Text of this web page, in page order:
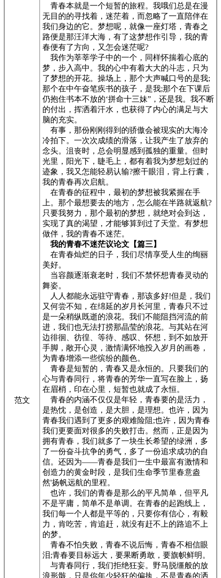
范文
青春本就是一个短暂的旅程。我哦们总是在漫
无目的的寻找着，迷茫着，而忽略了一直陪伴在
我们身边的它。梦想呢，就像一座灯塔，青春之
路便是那汪洋大海，有了这梦想作引导，我的青
春便有了方向，又怎会迷茫呢?
我作为莘莘学子中的一个，同样怀揣着心底的
梦，步入高中。我的心中有着大大的斗志，只为
了梦想的开花。操场上，那个大声喊口号的是我;
那个在中午奋笔疾书的孩子，是我;那个在下课后
仍抱住书本不放的‘拼命十三妹”，还是我。我不断
的付出，挥洒着汗水，也获得了内心的满足与大
脑的充实。
有事，那份刚刚得到的骄傲会被现实的大海冷
冷拍下。一次次成绩的滑落，让我产生了放弃的
念头。沮丧时，总会明显感到孤独的重量。但时
光里，阳光下，睫毛上，都有着我为梦想划过的
迹象，我又怎能轻易认输?擦干眼泪，背上行囊，
我的青春再次启航。
在青春的征程中，最初的梦想被我紧握在手
上。那个最想要去的地方，怎么能在半路就返航?
只要我努力，那个最初的梦想，就绝对会到达，
实现了真的渴望，才能够算到过了天堂。有梦想
做伴，我的青春不迷茫。
我的青春不迷茫议论文【篇三】
在青春灿烂的日子，我们尽情享受人生的绚丽
美好。
当容颜逐渐衰老时，我们不禁怀想青春灵动的
舞姿。
人人都能永远驻守青春，那该多好!但是，我们
又何尝不知，在绵延的岁月长河里，青春只不过
是一朵稍纵既逝的浪花。我们不能阻挡河流的前
进，我们也无法打捞那晶莹的浪花。与其站在河
边徘徊、彷徨、等待、感叹、怀想，到不如放开
手脚，敞开心灵，激情满怀地投入岁月的画卷，
为青春增添一些缤纷的颜色。
青春是短暂的，青春又是永恒的。只要我们的
心与青春同行，将青春的芳华一直写在脸上，扬
在眉梢，印在心里，短暂也就成了永恒。
青春的内涵不仅仅是年轻，青春要的是活力，
是热忱，是创造，是大胆，是理想。也许，因为
青春我们遇到了更多的艰难险阻;也许，因为青春
我们更要面对很多的失败打击。然而，正是因为
拥有青春，我们就多了一块生长希望的绿洲，多
了一份奋斗抗争的勇气，多了一份追求成功的自
信。还因为——青春是我们一生中最富有激情和
创造力的黄金时段，是我们生命季节里春意盎
然'扬帆远航的里程。
也许，我们的青春是那么的平凡简单，但平凡
不是平庸，简单不是单调。在青春的起跑线上，
我们每一个人都是平等的，只要你有信心，有毅
力，肯吃苦，肯追赶，就没有赶不上的路追不上
的梦。
青春不怕失败，青春不说后悔，青春不相信眼
泪;青春要目标远大，要果断勇敢，要旗帜鲜明。
与青春同行，我们拒绝狂妄。野马脱缰般的放
浪形骸，只是你年少轻狂的偏执，不是青春的洒